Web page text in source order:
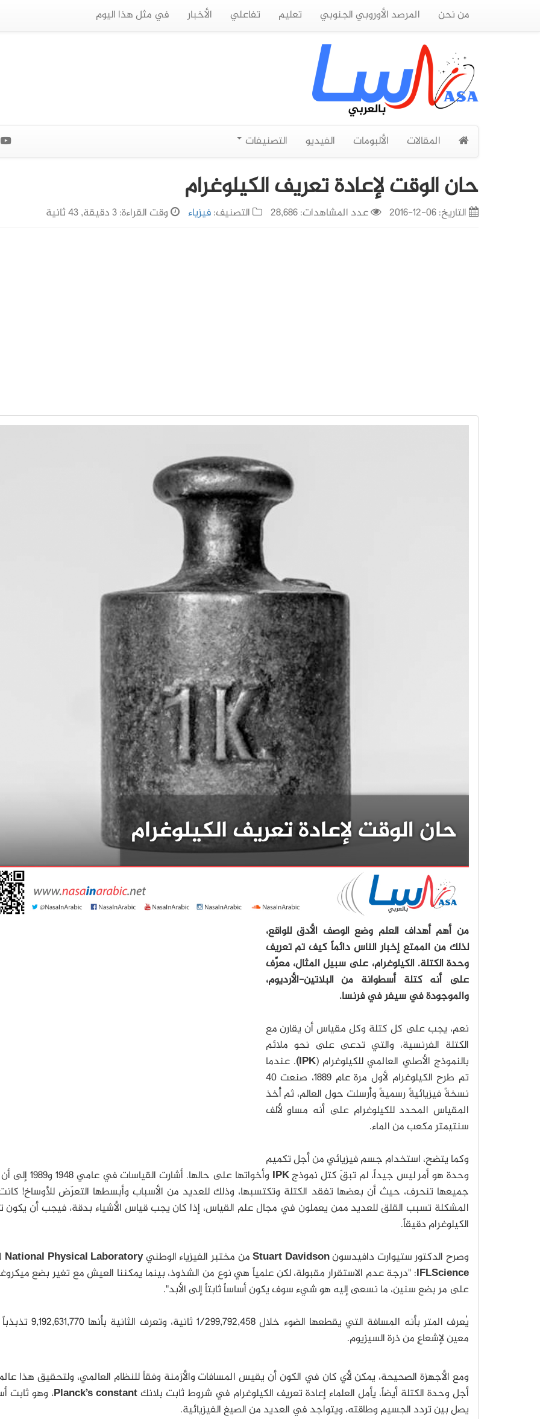
من نحن المرصد الأوروبي الجنوبي تعليم تفاعلي الأخبار في مثل هذا اليوم
المقالات الألبومات الفيديو التصنيفات
حان الوقت لإعادة تعريف الكيلوغرام
التاريخ:06-12-2016 عدد المشاهدات: 28,686 التصنيف:فيزياء وقت القراءة: 3 دقيقة, 43 ثانية
من أهم أهداف العلم وضع الوصف الأدق للواقع،
لذلك من الممتع إخبار الناس دائماً كيف تم تعريف
وحدة الكتلة. الكيلوغرام، على سبيل المثال، معرَّف
على أنه كتلة أسطوانة من البلاتين-الأرديوم،
والموجودة في سيفر في فرنسا.
نعم، يجب على كل كتلة وكل مقياس أن يقارن مع
الكتلة الفرنسية، والتي تدعى على نحو ملائم
بالنموذج الأصلي العالمي للكيلوغرام (IPK)
.عندما
تم طرح الكيلوغرام لأول مرة عام 1889، صنعت 40
نسخةً فيزيائيةً رسميةً وأُرسلت حول العالم، ثم أُخذ
المقياس المحدد للكيلوغرام على أنه مساوٍ لألف
سنتيمتر مكعب من الماء.
وكما يتضح، استخدام جسم فيزيائي من أجل تكميم
وحدة هو أمر ليس جيداً، لم تبقَ كتل نموذجIPK وأخواتها على حالها.
أشارت القياسات في
جميعها تنحرف، حيث أن بعضها تفقد الكتلة وتكتسبها، وذلك للعديد من الأسباب وأبسطها التعرّض للأوساخ!
المشكلة تسبب القلق للعديد ممن يعملون في مجال علم القياس، إذا كان يجب قياس الأشياء بدقة، فيجب أن يكون
الكيلوغرام دقيقاً.
وصرح الدكتور ستيوارت دافيدسونStuart Davidsonمن مختبر الفيزياء الوطنيNational Physical Laboratory
IFLScience: "درجة عدم الاستقرار مقبولة، لكن علمياً هي نوع من الشذوذ، بينما يمكننا العيش مع تغير بضع
على مر بضع سنين، ما نسعى إليه هو شيء سوف يكون أساساً ثابتاً إلى الأبد".
يُعرف المتر بأنه المسافة التي يقطعها الضوء خلال 1/
معين لإشعاعٍ من ذرة السيزيوم.
ومع الأجهزة الصحيحة، يمكن لأي كان في الكون أن يقيس المسافات والأزمنة وفقاً للنظام العالمي، ولتحقيق هذا
أجل وحدة الكتلة أيضاً، يأمل العلماء إعادة تعريف الكيلوغرام في شروط ثابت بلانكPlanck’s constant، وهو ثابت
يصل بين تردد الجسيم وطاقته، ويتواجد في العديد من الصيغ الفيزيائية.